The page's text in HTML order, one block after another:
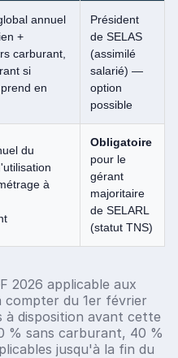
annuel
+
carburant,
si
en
Président
de SELAS
(assimilé
salarié) —
option
possible
du
à
Obligatoire
pour le
gérant
majoritaire
de SELARL
(statut TNS)
2026 applicable aux
compter du 1er février
à disposition avant cette
% sans carburant, 40 %
jusqu'à la fin du